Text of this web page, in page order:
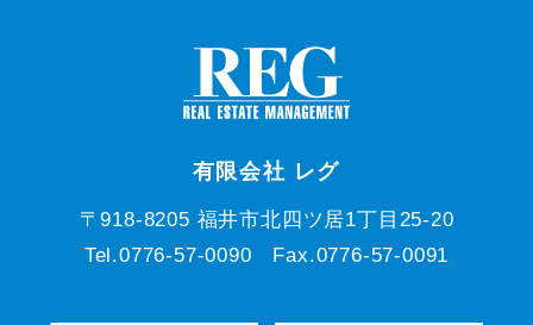
有限会社 レグ
〒918-8205 福井市北四ツ居1丁目25-20
Tel.0776-57-0090 Fax.0776-57-0091